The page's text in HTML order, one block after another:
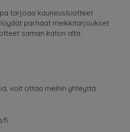
tarjoaa kauneustuotteet
parhaat meikkitarjoukset
saman katon alta.
voit ottaa meihin yhteyttä